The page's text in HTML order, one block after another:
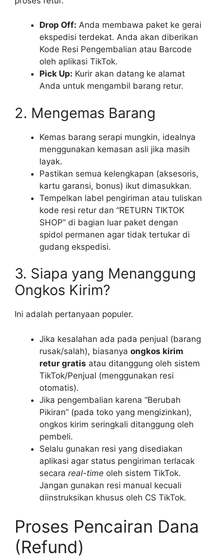
Drop Off: Anda membawa paket ke gerai
ekspedisi terdekat. Anda akan diberikan
Kode Resi Pengembalian atau Barcode
oleh aplikasi TikTok.
Pick Up: Kurir akan datang ke alamat
Anda untuk mengambil barang retur.
2. Mengemas Barang
Kemas barang serapi mungkin, idealnya
menggunakan kemasan asli jika masih
layak.
Pastikan semua kelengkapan (aksesoris,
kartu garansi, bonus) ikut dimasukkan.
Tempelkan label pengiriman atau tuliskan
kode resi retur dan “RETURN TIKTOK
SHOP” di bagian luar paket dengan
spidol permanen agar tidak tertukar di
gudang ekspedisi.
3. Siapa yang Menanggung
Ongkos Kirim?
Ini adalah pertanyaan populer.
Jika kesalahan ada pada penjual (barang
rusak/salah), biasanya ongkos kirim
retur gratis atau ditanggung oleh sistem
TikTok/Penjual (menggunakan resi
otomatis).
Jika pengembalian karena “Berubah
Pikiran” (pada toko yang mengizinkan),
ongkos kirim seringkali ditanggung oleh
pembeli.
Selalu gunakan resi yang disediakan
aplikasi agar status pengiriman terlacak
secara real-time oleh sistem TikTok.
Jangan gunakan resi manual kecuali
diinstruksikan khusus oleh CS TikTok.
Proses Pencairan Dana
(Refund)